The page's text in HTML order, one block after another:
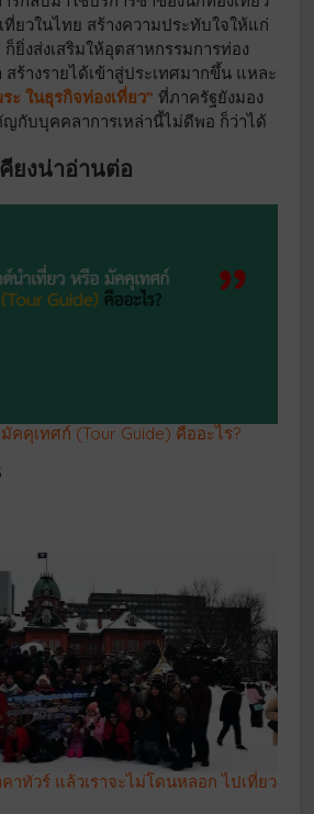
ยวในไทย สร้างความประทับใจให้แก่
ยิ่งส่งเสริมให้อุตสาหกรรมการท่อง
ร้างรายได้เข้าสู่ประเทศมากขึ้น แหละ
ะ ในธุรกิจท่องเที่ยว” ที่ภาครัฐยังมอง
กับบุคคลาการเหล่านี้ไม่ดีพอ ก็ว่าได้
ยงน่าอ่านต่อ
คคุเทศก์ (Tour Guide) คืออะไร?
าทัวร์ แล้วเราจะไม่โดนหลอก ไปเที่ยว